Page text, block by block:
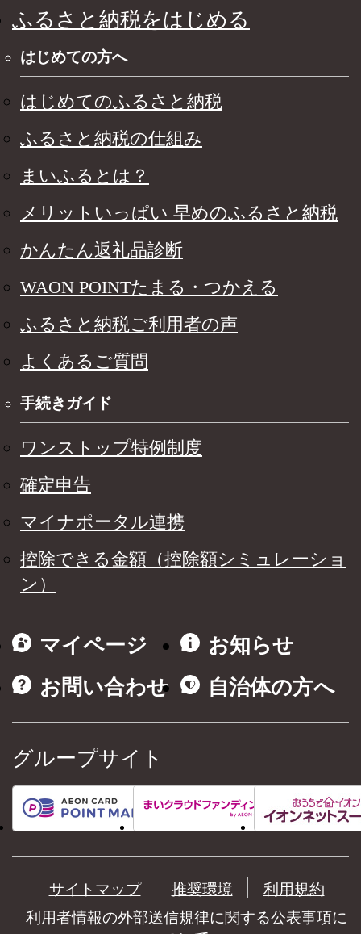
ふるさと納税をはじめる
はじめての方へ
はじめてのふるさと納税
ふるさと納税の仕組み
まいふるとは？
メリットいっぱい 早めのふるさと納税
かんたん返礼品診断
WAON POINTたまる・つかえる
ふるさと納税ご利用者の声
よくあるご質問
手続きガイド
ワンストップ特例制度
確定申告
マイナポータル連携
控除できる金額（控除額シミュレーショ
ン）
マイページ
お知らせ
お問い合わせ
自治体の方へ
グループサイト
サイトマップ 推奨環境
利用規約
利用者情報の外部送信規律に関する公表事項に